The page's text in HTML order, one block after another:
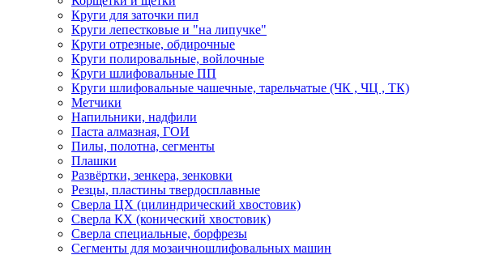
Круги для заточки пил
Круги лепестковые и "на липучке"
Круги отрезные, обдирочные
Круги полировальные, войлочные
Круги шлифовальные ПП
Круги шлифовальные чашечные, тарельчатые (ЧК , ЧЦ , ТК)
Метчики
Напильники, надфили
Паста алмазная, ГОИ
Пилы, полотна, сегменты
Плашки
Развёртки, зенкера, зенковки
Резцы, пластины твердосплавные
Сверлa ЦХ (цилиндрический хвостовик)
Сверла КХ (конический хвостовик)
Сверла специальные, борфрезы
Сегменты для мозаичношлифовальных машин